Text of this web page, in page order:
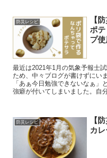
防災レシピ
【
ポテ
プ使
最近は2021年1月の気象予報士
ため、中々ブログが書けずにい
「あぁ今日勉強できないなぁ
強癖が付いてしまいました。自
防災レシピ
【
カ